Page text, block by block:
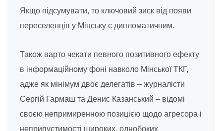
Якщо підсумувати, то ключовий зиск від появи
переселенців у Мінську є дипломатичним.
Також варто чекати певного позитивного ефекту
в інформаційному фоні навколо Мінської ТКГ,
адже як мінімум двоє делегатів – журналісти
Сергій Гармаш та Денис Казанський – відомі
своєю непримиренною позицією щодо агресора і
неприпустимості широких, однобоких